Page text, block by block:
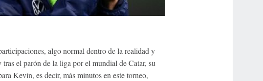
algo normal dentro de la realidad y
el parón de la liga por el mundial de Catar, su
Kevin, es decir, más minutos en este torneo,